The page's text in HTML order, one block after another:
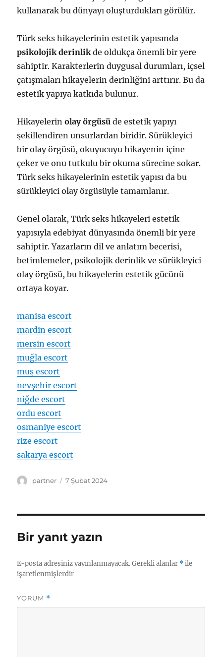
kullanarak bu dünyayı oluşturdukları görülür.
Türk seks hikayelerinin estetik yapısında
psikolojik derinlikde oldukça önemli bir yere
sahiptir. Karakterlerin duygusal durumları, içsel
çatışmaları hikayelerin derinliğini arttırır. Bu da
estetik yapıya katkıda bulunur.
Hikayelerinolay örgüsü de estetik yapıyı
şekillendiren unsurlardan biridir. Sürükleyici
bir olay örgüsü, okuyucuyu hikayenin içine
çeker ve onu tutkulu bir okuma sürecine sokar.
Türk seks hikayelerinin estetik yapısı da bu
sürükleyici olay örgüsüyle tamamlanır.
Genel olarak, Türk seks hikayeleri estetik
yapısıyla edebiyat dünyasında önemli bir yere
sahiptir. Yazarların dil ve anlatım becerisi,
betimlemeler, psikolojik derinlik ve sürükleyici
olay örgüsü, bu hikayelerin estetik gücünü
ortaya koyar.
manisa escort
mardin escort
mersin escort
muğla escort
muş escort
nevşehir escort
niğde escort
ordu escort
osmaniye escort
rize escort
sakarya escort
Yazar
partner
Yayın
7 Şubat 2024
Bir yanıt yazın
E-posta adresiniz yayınlanmayacak. Gerekli alanlar *ile
işaretlenmişlerdir
YORUM *